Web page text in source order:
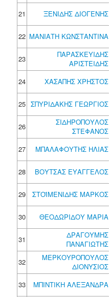
21
ΞΕΝΙΔΗΣ ΔΙΟΓΕΝΗΣ
22 ΜΑΝΙΑΤΗ ΚΩΝΣΤΑΝΤΙΝΑ
23
ΠΑΡΑΣΚΕΥΙΔΗΣ
ΑΡΙΣΤΕΙΔΗΣ
24
ΧΑΣΑΠΗΣ ΧΡΗΣΤΟΣ
25 ΣΠΥΡΙΔΑΚΗΣ ΓΕΩΡΓΙΟΣ
26
ΣΙΔΗΡΟΠΟΥΛΟΣ
ΣΤΕΦΑΝΟΣ
27
ΜΠΑΛΑΦΟΥΤΗΣ ΗΛΙΑΣ
28
ΒΟΥΤΣΑΣ ΕΥΑΓΓΕΛΟΣ
29
ΣΤΟΪΜΕΝΙΔΗΣ ΜΑΡΚΟΣ
30
ΘΕΟΔΩΡΙΔΟΥ ΜΑΡΙΑ
31
ΔΡΑΓΟΥΜΗΣ
ΠΑΝΑΓΙΩΤΗΣ
32
ΜΕΡΚΟΥΡΟΠΟΥΛΟΣ
ΔΙΟΝΥΣΙΟΣ
33
ΜΠΙΝΤΙΚΗ ΑΛΕΞΑΝΔΡΑ